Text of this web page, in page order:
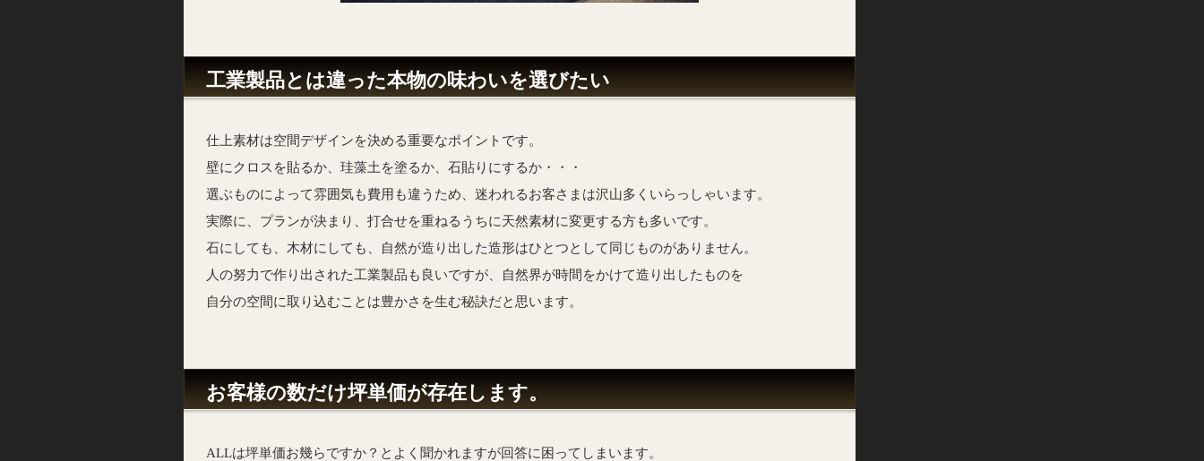
工業製品とは違った本物の味わいを選びたい
仕上素材は空間デザインを決める重要なポイントです。
壁にクロスを貼るか、珪藻土を塗るか、石貼りにするか・・・
選ぶものによって雰囲気も費用も違うため、迷われるお客さまは沢山多くいらっしゃいます。
実際に、プランが決まり、打合せを重ねるうちに天然素材に変更する方も多いです。
石にしても、木材にしても、自然が造り出した造形はひとつとして同じものがありません。
人の努力で作り出された工業製品も良いですが、自然界が時間をかけて造り出したものを
自分の空間に取り込むことは豊かさを生む秘訣だと思います。
お客様の数だけ坪単価が存在します。
ALLは坪単価お幾らですか？とよく聞かれますが回答に困ってしまいます。